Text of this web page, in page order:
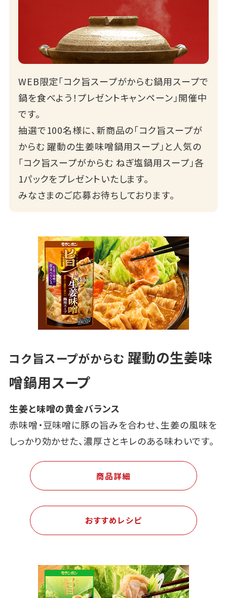
WEB限定「コク旨スープがからむ鍋用スープで
鍋を食べよう！プレゼントキャンペーン」開催中
です。
抽選で100名様に、新商品の「コク旨スープが
からむ 躍動の生姜味噌鍋用スープ」と人気の
「コク旨スープがからむ ねぎ塩鍋用スープ」各
1パックをプレゼントいたします。
みなさまのご応募お待ちしております。
コク旨スープがからむ 躍動の生姜味
噌鍋用スープ
生姜と味噌の黄金バランス
赤味噌・豆味噌に豚の旨みを合わせ、生姜の風味を
しっかり効かせた、濃厚さとキレのある味わいです。
商品詳細
おすすめレシピ